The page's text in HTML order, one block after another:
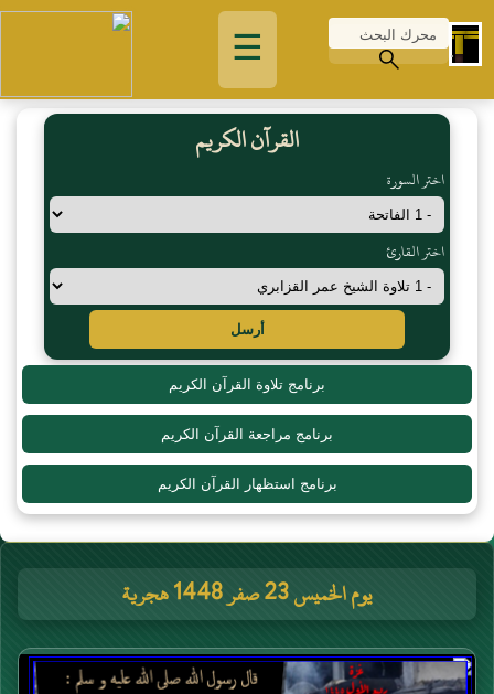
☰
القرآن الكريم
اختر السورة
اختر القارئ
أرسل
برنامج تلاوة القرآن الكريم
برنامج مراجعة القرآن الكريم
برنامج استظهار القرآن الكريم
يوم الخميس 23 صفر 1448 هجرية